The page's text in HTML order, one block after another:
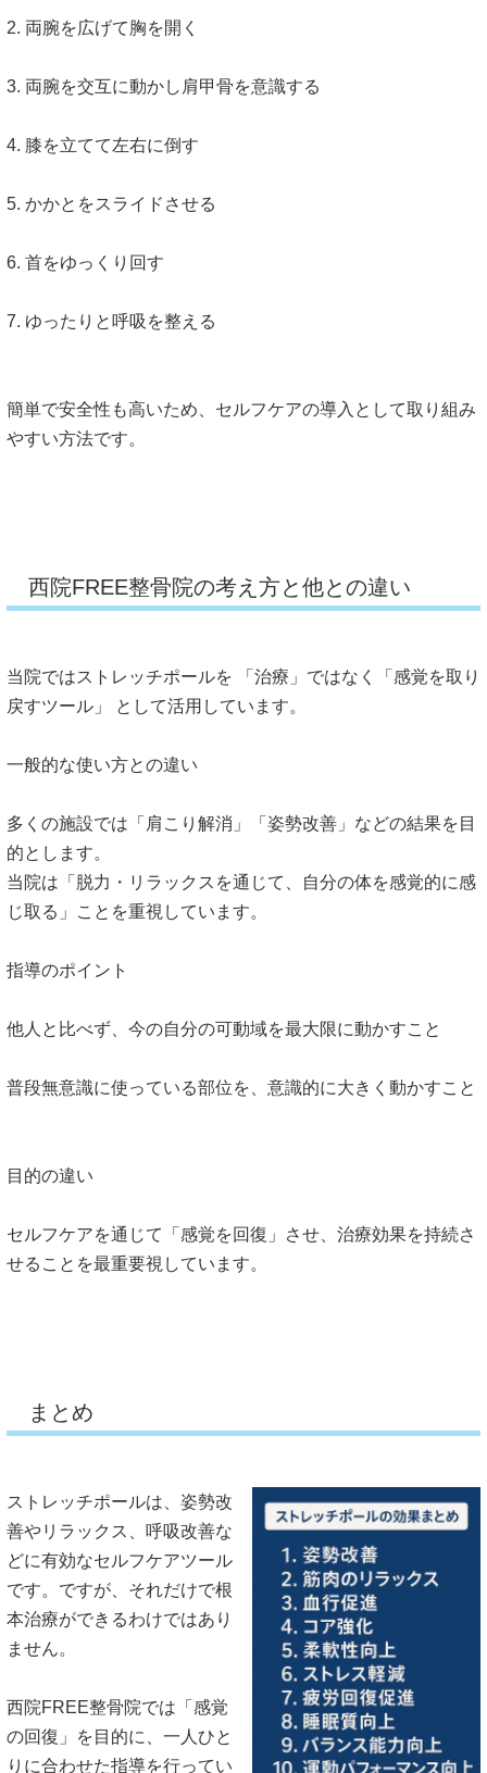
2. 両腕を広げて胸を開く
3. 両腕を交互に動かし肩甲骨を意識する
4. 膝を立てて左右に倒す
5. かかとをスライドさせる
6. 首をゆっくり回す
7. ゆったりと呼吸を整える
簡単で安全性も高いため、 セルフケアの導入として取り組み
やすい方法です。
西院FREE整骨院の考え方と他との違い
当院ではストレッチポールを 「治療」ではなく「感覚を取り
戻すツール」 として活用しています。
一般的な使い方との違い
多くの施設では「肩こり解消」「姿勢改善」 などの結果を目
的とします。
当院は「脱力・リラックスを通じて、
自分の体を感覚的に感
じ取る」ことを重視しています。
指導のポイント
他人と比べず、今の自分の可動域を最大限に動かすこと
普段無意識に使っている部位を、意識的に大きく動かすこと
目的の違い
セルフケアを通じて「感覚を回復」させ、 治療効果を持続さ
せることを最重要視しています。
まとめ
ストレッチポールは、姿勢改
善やリラックス、 呼吸改善な
どに有効なセルフケアツール
です。ですが、 それだけで根
本治療ができるわけではあり
ません。
西院FREE整骨院では「感覚
の回復」を目的に、 一人ひと
りに合わせた指導を行ってい